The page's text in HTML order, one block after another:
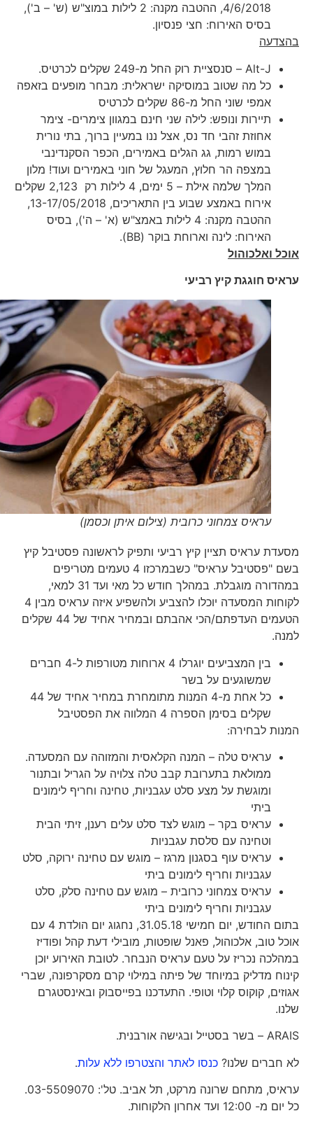
4/6/2018, ההטבה מקנה: 2 לילות במוצ"ש (ש' – ב'),
בסיס האירוח: חצי פנסיון.
בהצדעה
Alt-J – סנסציית רוק החל מ-249 שקלים לכרטיס.
כל מה שטוב במוסיקה ישראלית: מבחר מופעים בזאפה
אמפי שוני החל מ-86 שקלים לכרטיס
תיירות ונופש: לילה שני חינם במגוון צימרים- צימר
אחוזת זהבי חד נס, אצל ננו במעיין ברוך, בתי נורית
במוש רמות, גג הגלים באמירים, הכפר הסקנדינבי
במצפה הר חלוץ, המעגל של חוני באמירים ועוד! מלון
המלך שלמה אילת – 5 ימים, 4 לילות רק 2,123 שקלים
אירוח באמצע שבוע בין התאריכים, 13-17/05/2018,
ההטבה מקנה: 4 לילות באמצ"ש (א' – ה'), בסיס
האירוח: לינה וארוחת בוקר (BB).
אוכל ואלכוהול
עראיס חוגגת קיץ רביעי
עראיס צמחוני כרובית (צילום איתן וכסמן)
מסעדת עראיס תציין קיץ רביעי ותפיק לראשונה פסטיבל קיץ
בשם "פסטיבל עראיס" כשבמרכזו 4 טעמים מטריפים
במהדורה מוגבלת. במהלך חודש כל מאי ועד 31 למאי,
לקוחות המסעדה יוכלו להצביע ולהשפיע איזה עראיס מבין 4
הטעמים העדפתם/הכי אהבתם ובמחיר אחיד של 44 שקלים
למנה.
בין המצביעים יוגרלו 4 ארוחות מטורפות ל-4 חברים
שמשוגעים על בשר
כל אחת מ-4 המנות מתומחרת במחיר אחיד של 44
שקלים בסימן הספרה 4 המלווה את הפסטיבל
המנות לבחירה:
עראיס טלה – המנה הקלאסית והמזוהה עם המסעדה.
ממולאת בתערובת קבב טלה צלויה על הגריל ובתנור
ומוגשת על מצע סלט עגבניות, טחינה וחריף לימונים
ביתי
עראיס בקר – מוגש לצד סלט עלים רענן, זיתי הבית
וטחינה עם סלסת עגבניות
עראיס עוף בסגנון מרגז – מוגש עם טחינה ירוקה, סלט
עגבניות וחריף לימונים ביתי
עראיס צמחוני כרובית – מוגש עם טחינה סלק, סלט
עגבניות וחריף לימונים ביתי
בתום החודש, יום חמישי 31.05.18, נחגוג יום הולדת 4 עם
אוכל טוב, אלכוהול, פאנל שופטות, מובילי דעת קהל ופודיז
במהלכה נכריז על טעם עראיס הנבחר. לטובת האירוע יוכן
קינוח מדליק במיוחד של פיתה במילוי קרם מסקרפונה, שברי
אגוזים, קוקוס קלוי וטופי. התעדכנו בפייסבוק ובאינסטגרם
שלנו.
ARAIS – בשר בסטייל ובגישה אורבנית.
לא חברים שלנו?כנסו לאתר והצטרפו ללא עלות.
עראיס, מתחם שרונה מרקט, תל אביב. טל': 03-5509070.
כל יום מ- 12:00 ועד אחרון הלקוחות.